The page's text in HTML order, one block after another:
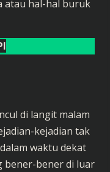
atau hal-hal buruk
di langit malam
kejadian tak
waktu dekat
bener-bener di luar